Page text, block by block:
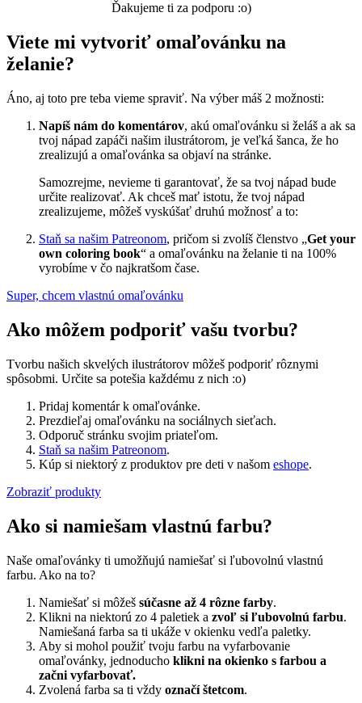
Ďakujeme ti za podporu :o)
Viete mi vytvoriť omaľovánku na
želanie?
Áno, aj toto pre teba vieme spraviť. Na výber máš 2 možnosti:
Napíš nám do komentárov, akú omaľovánku si želáš a ak sa
tvoj nápad zapáči našim ilustrátorom, je veľká šanca, že ho
zrealizujú a omaľovánka sa objaví na stránke.
Samozrejme, nevieme ti garantovať, že sa tvoj nápad bude
určite realizovať. Ak chceš mať istotu, že tvoj nápad
zrealizujeme, môžeš vyskúšať druhú možnosť a to:
Staň sa našim Patreonom, pričom si zvolíš členstvo „Get your
own coloring book“ a omaľovánku na želanie ti na 100%
vyrobíme v čo najkratšom čase.
Super, chcem vlastnú omaľovánku
Ako môžem podporiť vašu tvorbu?
Tvorbu našich skvelých ilustrátorov môžeš podporiť rôznymi
spôsobmi. Určite sa potešia každému z nich :o)
Pridaj komentár k omaľovánke.
Prezdieľaj omaľovánku na sociálnych sieťach.
Odporuč stránku svojim priateľom.
Staň sa našim Patreonom.
Kúp si niektorý z produktov pre deti v našom eshope.
Zobraziť produkty
Ako si namiešam vlastnú farbu?
Naše omaľovánky ti umožňujú namiešať si ľubovolnú vlastnú
farbu. Ako na to?
Namiešať si môžeš súčasne až 4 rôzne farby.
Klikni na niektorú zo 4 paletiek a zvoľ si ľubovolnú farbu.
Namiešaná farba sa ti ukáže v okienku vedľa paletky.
Aby si mohol použiť tvoju farbu na vyfarbovanie
omaľovánky, jednoducho klikni na okienko s farbou a
začni vyfarbovať.
Zvolená farba sa ti vždy označí štetcom.